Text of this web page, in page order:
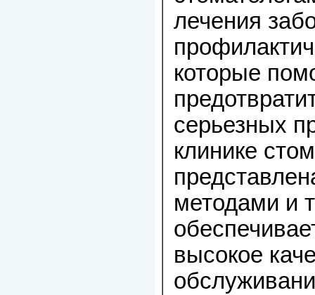
лечения
которые
серьезных
клинике
методами и
высокое